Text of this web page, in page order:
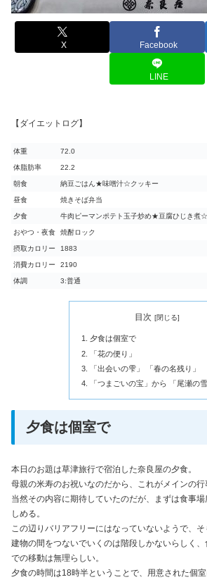
X Facebook
LINE
【ダイエットログ】
体重 72.0
体脂肪率 22.2
朝食 納豆ごはん★味噌汁☆クッキー
昼食 焼きそば弁当
夕食 牛肉ピーマンポテト玉子炒め★豆腐ひじき煮
おやつ・夜食 焼酎ロック
摂取カロリー 1883
消費カロリー 2190
体調 3:普通
目次
夕食は個室で
「花の便り」
「出会いの雫」 「春の名残り」
「つまごいの宝」から 「尾瀬の雪
夕食は個室で
本日のお題は草津旅行で宿泊した奈良屋の夕食。
母親の米寿のお祝いなのだから、これがメインの行
当然その内容に期待していたのだが、まずは食事
しめる。
この辺りバリアフリーにはなっていないようで、
建物の間をつないでいくのは階段しかないらしく
での移動は無理らしい。
夕食の時間は18時半ということで、用意された個室